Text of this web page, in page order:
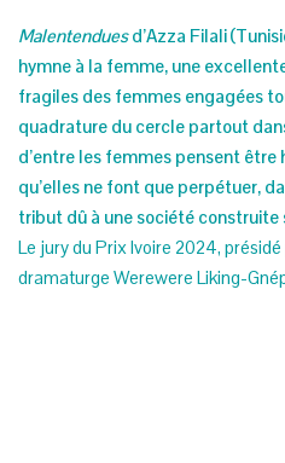
Malentenduesd’Azza Filali
hymne à la femme, une
fragiles des femmes engagées
quadrature du cercle partout
d’entre les femmes pensent être
qu’elles ne font que perpétuer,
tribut dû à une société construite
Le jury du Prix Ivoire 2024,
dramaturge Werewere Liking-